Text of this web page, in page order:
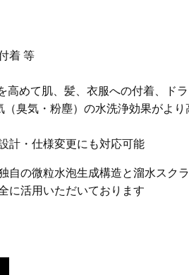
着 等
めて肌、髪、衣服への付着、ド
臭気・粉塵）の水洗浄効果がより
計・仕様変更にも対応可能
の微粒水泡生成構造と溜水スク
に活用いただいております